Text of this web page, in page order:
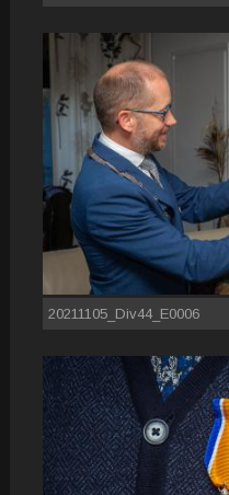
20211105_Div44_E0006